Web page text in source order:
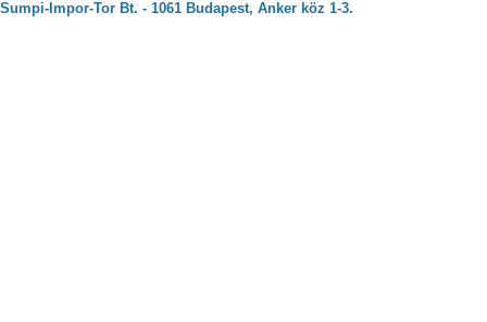
Sumpi-Impor-Tor Bt. - 1061 Budapest, Anker köz 1-3.